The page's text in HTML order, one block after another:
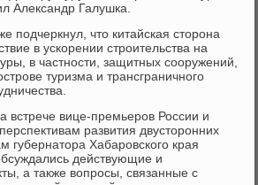
Александр Галушка.
подчеркнул, что китайская сторона
в ускорении строительства на
в частности, защитных сооружений,
туризма и трансграничного
встрече вице-премьеров России и
развития двусторонних
губернатора Хабаровского края
действующие и
а также вопросы, связанные с